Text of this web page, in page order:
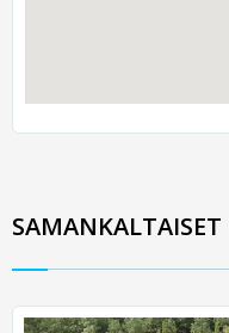
SAMANKALTAISET